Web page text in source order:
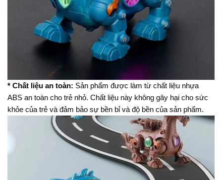
* Chất liệu an toàn: Sản phẩm được làm từ chất liệu nhựa
ABS an toàn cho trẻ nhỏ. Chất liệu này không gây hại cho sức
khỏe của trẻ và đảm bảo sự bền bỉ và độ bền của sản phẩm.